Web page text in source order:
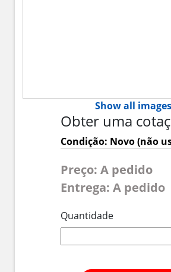
Show all images
Obter uma
Condição: Novo (não
Preço: A pedido
Entrega: A pedido
Quantidade